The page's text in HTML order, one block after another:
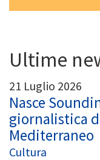
Ultime
21 Luglio 2026
Nasce
giornalistica
Mediterraneo
Cultura